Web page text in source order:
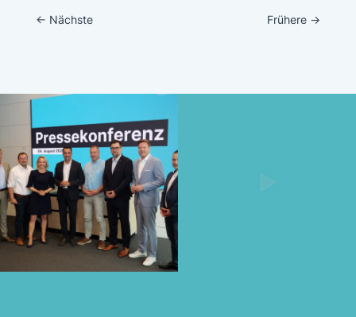
← Nächste Frühere →